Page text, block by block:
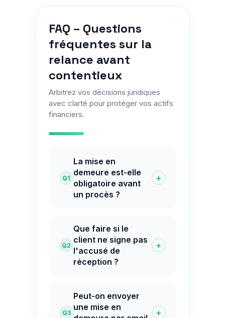
FAQ – Questions
fréquentes sur la
relance avant
contentieux
Arbitrez vos décisions juridiques
avec clarté pour protéger vos actifs
financiers.
Q1
La mise en
demeure est-elle
obligatoire avant
un procès ?
+
Q2
Que faire si le
client ne signe pas
l'accusé de
réception ?
+
Q3
Peut-on envoyer
une mise en
+